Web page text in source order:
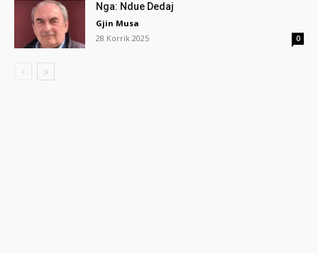
Nga: Ndue Dedaj
Gjin Musa
28 Korrik 2025
0